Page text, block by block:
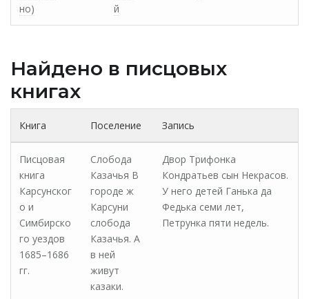
но)
й
Найдено в писцовых
книгах
Книга Поселение Запись
Писцовая
книга
Карсунског
о и
Симбирско
го уездов
1685–1686
гг.
Слобода
Казачья В
городе ж
Карсуни
слобода
Казачья. А
в ней
живут
казаки.
Двор Трифонка
Кондратьев сын Некрасов.
У него детей Ганька да
Федька семи лет,
Петрунка пяти недель.